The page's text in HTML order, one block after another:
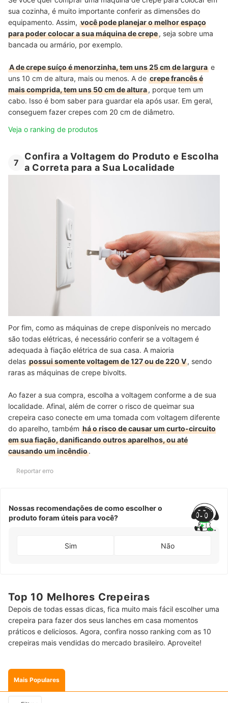
sua cozinha, é muito importante conferir as dimensões do
equipamento. Assim, você pode planejar o melhor espaço
para poder colocar a sua máquina de crepe, seja sobre uma
bancada ou armário, por exemplo.
A de crepe suíço é menorzinha, tem uns 25 cm de largura e
uns 10 cm de altura, mais ou menos. A de crepe francês é
mais comprida, tem uns 50 cm de altura, porque tem um
cabo. Isso é bom saber para guardar ela após usar. Em geral,
conseguem fazer crepes com 20 cm de diâmetro.
Veja o ranking de produtos
7
Confira a Voltagem do Produto e Escolha
a Correta para a Sua Localidade
Por fim, como as máquinas de crepe disponíveis no mercado
são todas elétricas, é necessário conferir se a voltagem é
adequada à fiação elétrica de sua casa. A maioria
delas possui somente voltagem de 127 ou de 220 V, sendo
raras as máquinas de crepe bivolts.
Ao fazer a sua compra, escolha a voltagem conforme a de sua
localidade. Afinal, além de correr o risco de queimar sua
crepeira caso conecte em uma tomada com voltagem diferente
do aparelho, também há o risco de causar um curto-circuito
em sua fiação, danificando outros aparelhos, ou até
causando um incêndio.
Reportar erro
Nossas recomendações de como escolher o
produto foram úteis para você?
Sim Não
Top 10 Melhores Crepeiras
Depois de todas essas dicas, fica muito mais fácil escolher uma
crepeira para fazer dos seus lanches em casa momentos
práticos e deliciosos. Agora, confira nosso ranking com as 10
crepeiras mais vendidas do mercado brasileiro. Aproveite!
Mais Populares